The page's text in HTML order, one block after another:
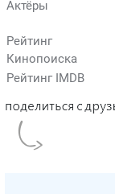
Актёры
Рейтинг
Кинопоиска
Рейтинг IMDB